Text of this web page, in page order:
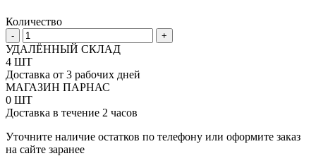
Количество
-
Количество
товара
Поршень
Vertex
под
мотоцикл
KTM
09-
21,
+
УДАЛЁННЫЙ СКЛАД
4 ШТ
Доставка от 3 рабочих дней
МАГАЗИН ПАРНАС
0 ШТ
Доставка в течение 2 часов
Уточните наличие остатков по телефону или оформите заказ
на сайте заранее